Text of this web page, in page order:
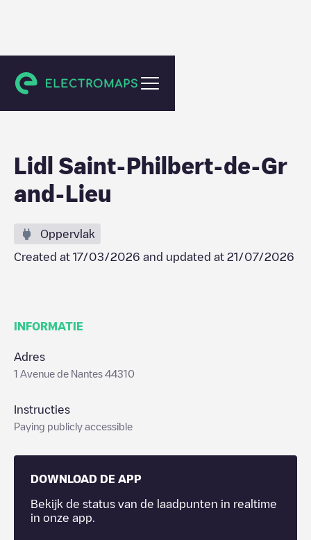
Saint-Philbert-de-Grand-Lieu
Lidl Saint-Philbert-de-Gr
and-Lieu
Oppervlak
Created at 17/03/2026 and updated at 21/07/2026
INFORMATIE
Adres
1 Avenue de Nantes 44310
Instructies
Paying publicly accessible
DOWNLOAD DE APP
Bekijk de status van de laadpunten in realtime
in onze app.